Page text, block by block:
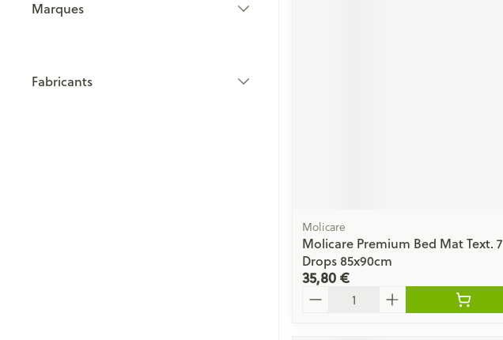
Marques
Fabricants
Molicare
Molicare Premium Bed Mat Text. 7
Drops 85x90cm
35,80 €
Quantité